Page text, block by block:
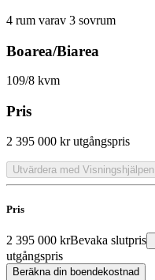
4 rum varav 3 sovrum
Boarea/Biarea
109/8 kvm
Pris
2 395 000 kr utgångspris
Utvärdera med Visningshjälpen
Pris
2 395 000 krBevaka slutpris
utgångspris
Beräkna din boendekostnad